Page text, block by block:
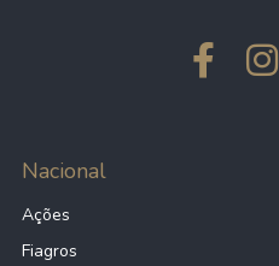
Nacional
Ações
Fiagros